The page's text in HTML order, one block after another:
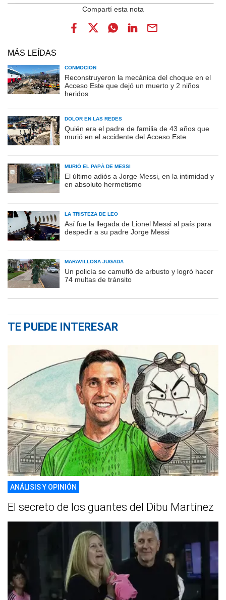
MÁS LEÍDAS
CONMOCIÓN
Reconstruyeron la mecánica del choque en el
Acceso Este que dejó un muerto y 2 niños
heridos
DOLOR EN LAS REDES
Quién era el padre de familia de 43 años que
murió en el accidente del Acceso Este
MURIÓ EL PAPÁ DE MESSI
El último adiós a Jorge Messi, en la intimidad y
en absoluto hermetismo
LA TRISTEZA DE LEO
Así fue la llegada de Lionel Messi al país para
despedir a su padre Jorge Messi
MARAVILLOSA JUGADA
Un policía se camufló de arbusto y logró hacer
74 multas de tránsito
TE PUEDE INTERESAR
ANÁLISIS Y OPINIÓN
El secreto de los guantes del Dibu Martínez